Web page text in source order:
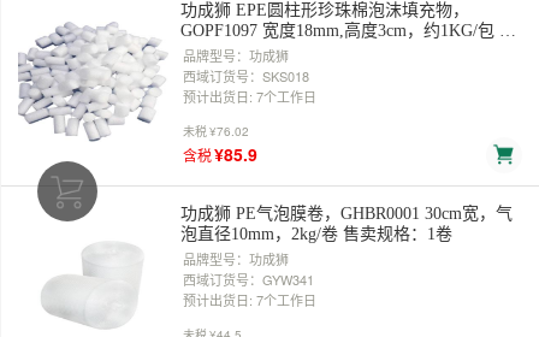
功成狮 EPE圆柱形珍珠棉泡沫填充物，
GOPF1097 宽度18mm,高度3cm，约1KG/包 售
卖规格：1包
品牌型号：功成狮
西域订货号：SKS018
预计出货日: 7个工作日
未税¥76.02
含税¥85.9
功成狮 PE气泡膜卷，GHBR0001 30cm宽，气
泡直径10mm，2kg/卷 售卖规格：1卷
品牌型号：功成狮
西域订货号：GYW341
预计出货日: 7个工作日